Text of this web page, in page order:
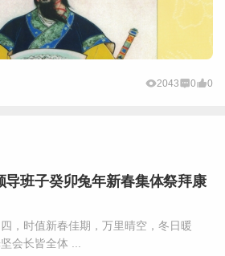
2043 0 0
导班子癸卯兔年新春集体祭拜康
时值新春佳期，万里晴空，冬日暖
会长皆全体 ...